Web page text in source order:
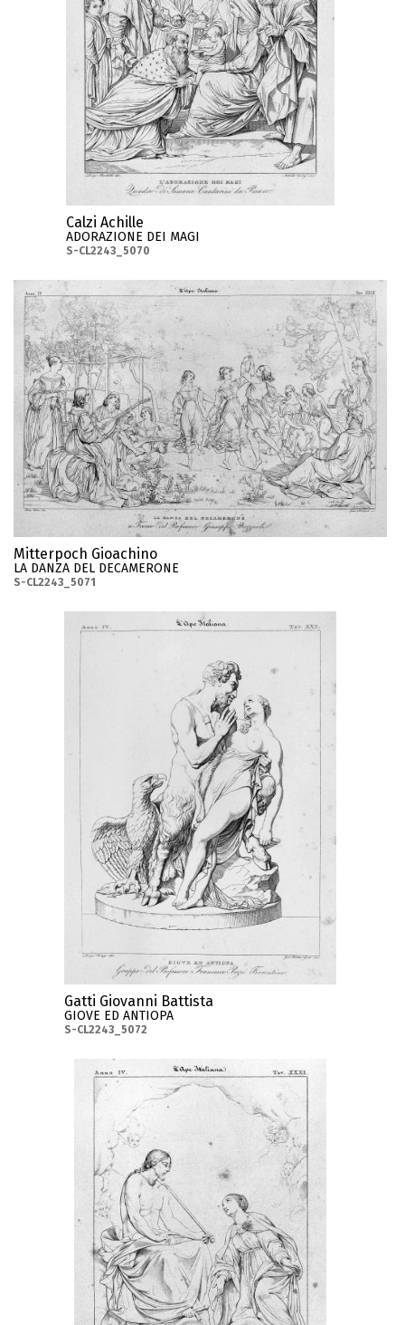
Calzi Achille
ADORAZIONE DEI MAGI
S-CL2243_5070
Mitterpoch Gioachino
LA DANZA DEL DECAMERONE
S-CL2243_5071
Gatti Giovanni Battista
GIOVE ED ANTIOPA
S-CL2243_5072